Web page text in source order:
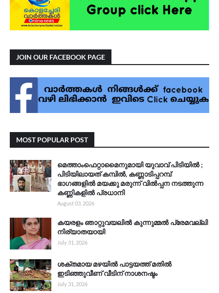
JOIN OUR FACEBOOK PAGE
MOST POPULAR POST
മെത്താംഫെറ്റാമൈനുമായി യുവാവ് പിടിയിൽ ;
പിടിയിലായത് കമ്പിൽ, കണ്ണാടിപ്പറമ്പ്
ഭാഗങ്ങളിൽ മയക്കു മരുന്ന് വിൽപ്പന നടത്തുന്ന
കണ്ണികളിൽ പ്രധാനി
August 03, 2026
കയരളം ഞാറ്റുവയലിൽ കുന്നുമ്മൽ പ്രേമവല്ലി
നിര്യാതയായി
July 31, 2026
ശക്തമായ മഴയിൽ പാട്ടയത്ത് മതിൽ
ഇടിഞ്ഞുവീണ് വീടിന് നാശനഷ്ടം
July 31, 2026